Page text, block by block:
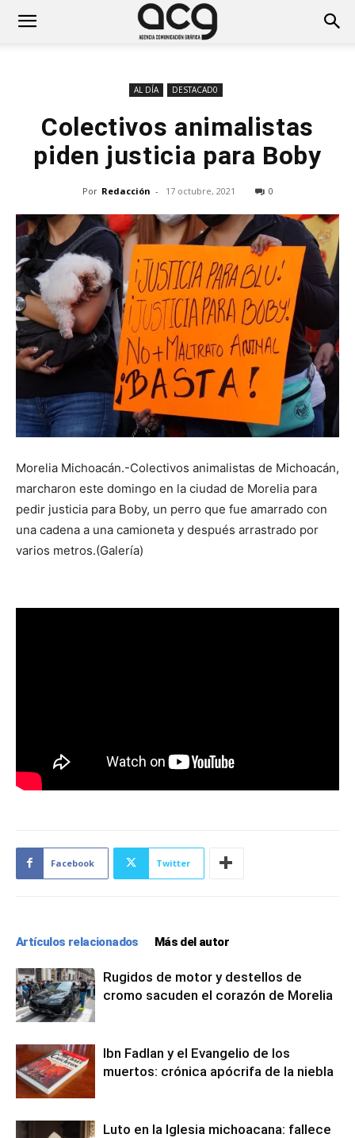
AL DÍA DESTACAD0
Colectivos animalistas
piden justicia para Boby
Por Redacción - 17 octubre, 2021 0
Morelia Michoacán.-Colectivos animalistas de Michoacán,
marcharon este domingo en la ciudad de Morelia para
pedir justicia para Boby, un perro que fue amarrado con
una cadena a una camioneta y después arrastrado por
varios metros.(Galería)
Facebook Twitter
Artículos relacionados Más del autor
Rugidos de motor y destellos de
cromo sacuden el corazón de Morelia
Ibn Fadlan y el Evangelio de los
muertos: crónica apócrifa de la niebla
Luto en la Iglesia michoacana: fallece